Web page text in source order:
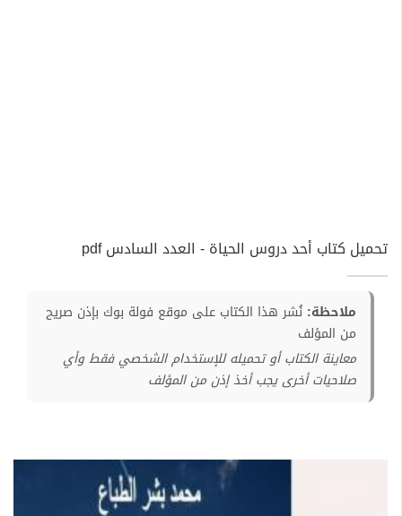
تحميل كتاب أحد دروس الحياة - العدد السادس pdf
ملاحظة: نُشر هذا الكتاب على موقع فولة بوك بإذن صريح
من المؤلف
معاينة الكتاب أو تحميله للإستخدام الشخصي فقط وأي
صلاحيات أخرى يجب أخذ إذن من المؤلف